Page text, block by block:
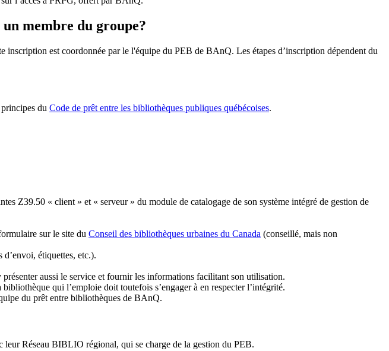
membre du groupe?
est coordonnée par le l'équipe du PEB de BAnQ. Les étapes d’inscription dépendent du
du Code de prêt entre les bibliothèques publiques québécoises.
Z39.50 « client » et « serveur » du module de catalogage de son système intégré de gestion de
sur le site du Conseil des bibliothèques urbaines du Canada (conseillé, mais non
d’envoi, étiquettes, etc.).
aussi le service et fournir les informations facilitant son utilisation.
qui l’emploie doit toutefois s’engager à en respecter l’intégrité.
du prêt entre bibliothèques de BAnQ.
Réseau BIBLIO régional, qui se charge de la gestion du PEB.